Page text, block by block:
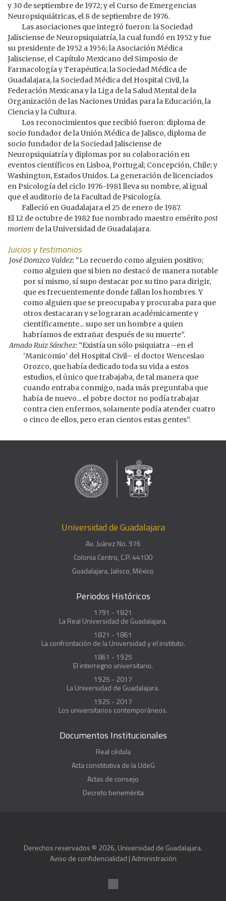
y 30 de septiembre de 1972; y el Curso de Emergencias
Neuropsiquiátricas, el 8 de septiembre de 1976.
Las asociaciones que integró fueron: la Sociedad
Jalisciense de Neuropsiquiatría, la cual fundó en 1952 y fue
su presidente de 1952 a 1956; la Asociación Médica
Jalisciense, el Capítulo Mexicano del Simposio de
Farmacología y Terapéutica; la Sociedad Médica de
Guadalajara, la Sociedad Médica del Hospital Civil, la
Federación Mexicana y la Liga de la Salud Mental de la
Organización de las Naciones Unidas para la Educación, la
Ciencia y la Cultura.
Los reconocimientos que recibió fueron: diploma de
socio fundador de la Unión Médica de Jalisco, diploma de
socio fundador de la Sociedad Jalisciense de
Neuropsiquiatría y diplomas por su colaboración en
eventos científicos en Lisboa, Portugal; Concepción, Chile; y
Washington, Estados Unidos. La generación de licenciados
en Psicología del ciclo 1976-1981 lleva su nombre, al igual
que el auditorio de la Facultad de Psicología.
Falleció en Guadalajara el 25 de enero de 1987.
El 12 de octubre de 1982 fue nombrado maestro emérito post
mortem de la Universidad de Guadalajara.
Juicios y testimonios
José Dorazco Valdez:“Lo recuerdo como alguien positivo;
como alguien que si bien no destacó de manera notable
por sí mismo, sí supo destacar por su tino para dirigir,
que es frecuentemente donde fallan los hombres. Y
como alguien que se preocupaba y procuraba para que
otros destacaran y se lograran académicamente y
científicamente... supo ser un hombre a quien
habríamos de extrañar después de su muerte”.
Amado Ruiz Sánchez:“Existía un sólo psiquiatra –en el
‘Manicomio’ del Hospital Civil– el doctor Wenceslao
Orozco, que había dedicado toda su vida a estos
estudios, el único que trabajaba, de tal manera que
cuando entraba conmigo, nada más preguntaba que
había de nuevo... el pobre doctor no podía trabajar
contra cien enfermos, solamente podía atender cuatro
o cinco de ellos, pero eran cientos estas gentes”.
Universidad de Guadalajara
Av. Juárez No. 976
Colonia Centro, C.P. 44100
Guadalajara, Jalisco, México
Periodos Históricos
1791 - 1821
La Real Universidad de Guadalajara.
1821 - 1861
La confrontación de la Universidad y el instituto.
1861 - 1925
El interregno universitario.
1925 - 2017
La Universidad de Guadalajara.
1925 - 2017
Los universitarios contemporáneos.
Documentos Institucionales
Real cédula
Acta constitutiva de la UdeG
Actas de consejo
Decreto benemérita
Derechos reservados © 2026, Universidad de Guadalajara.
Aviso de confidencialidad |Administración